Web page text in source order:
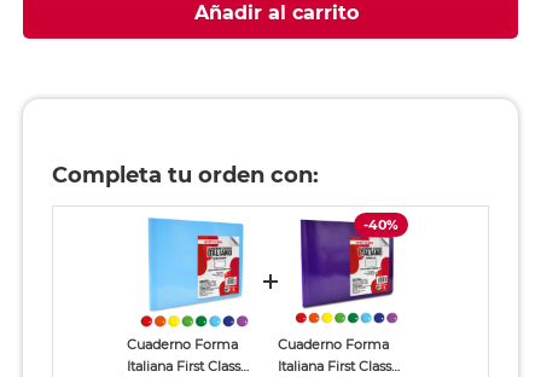
Añadir al carrito
Completa tu orden con:
Cuaderno Forma
Italiana First Class
-40%
Cuaderno Forma
Italiana First Class